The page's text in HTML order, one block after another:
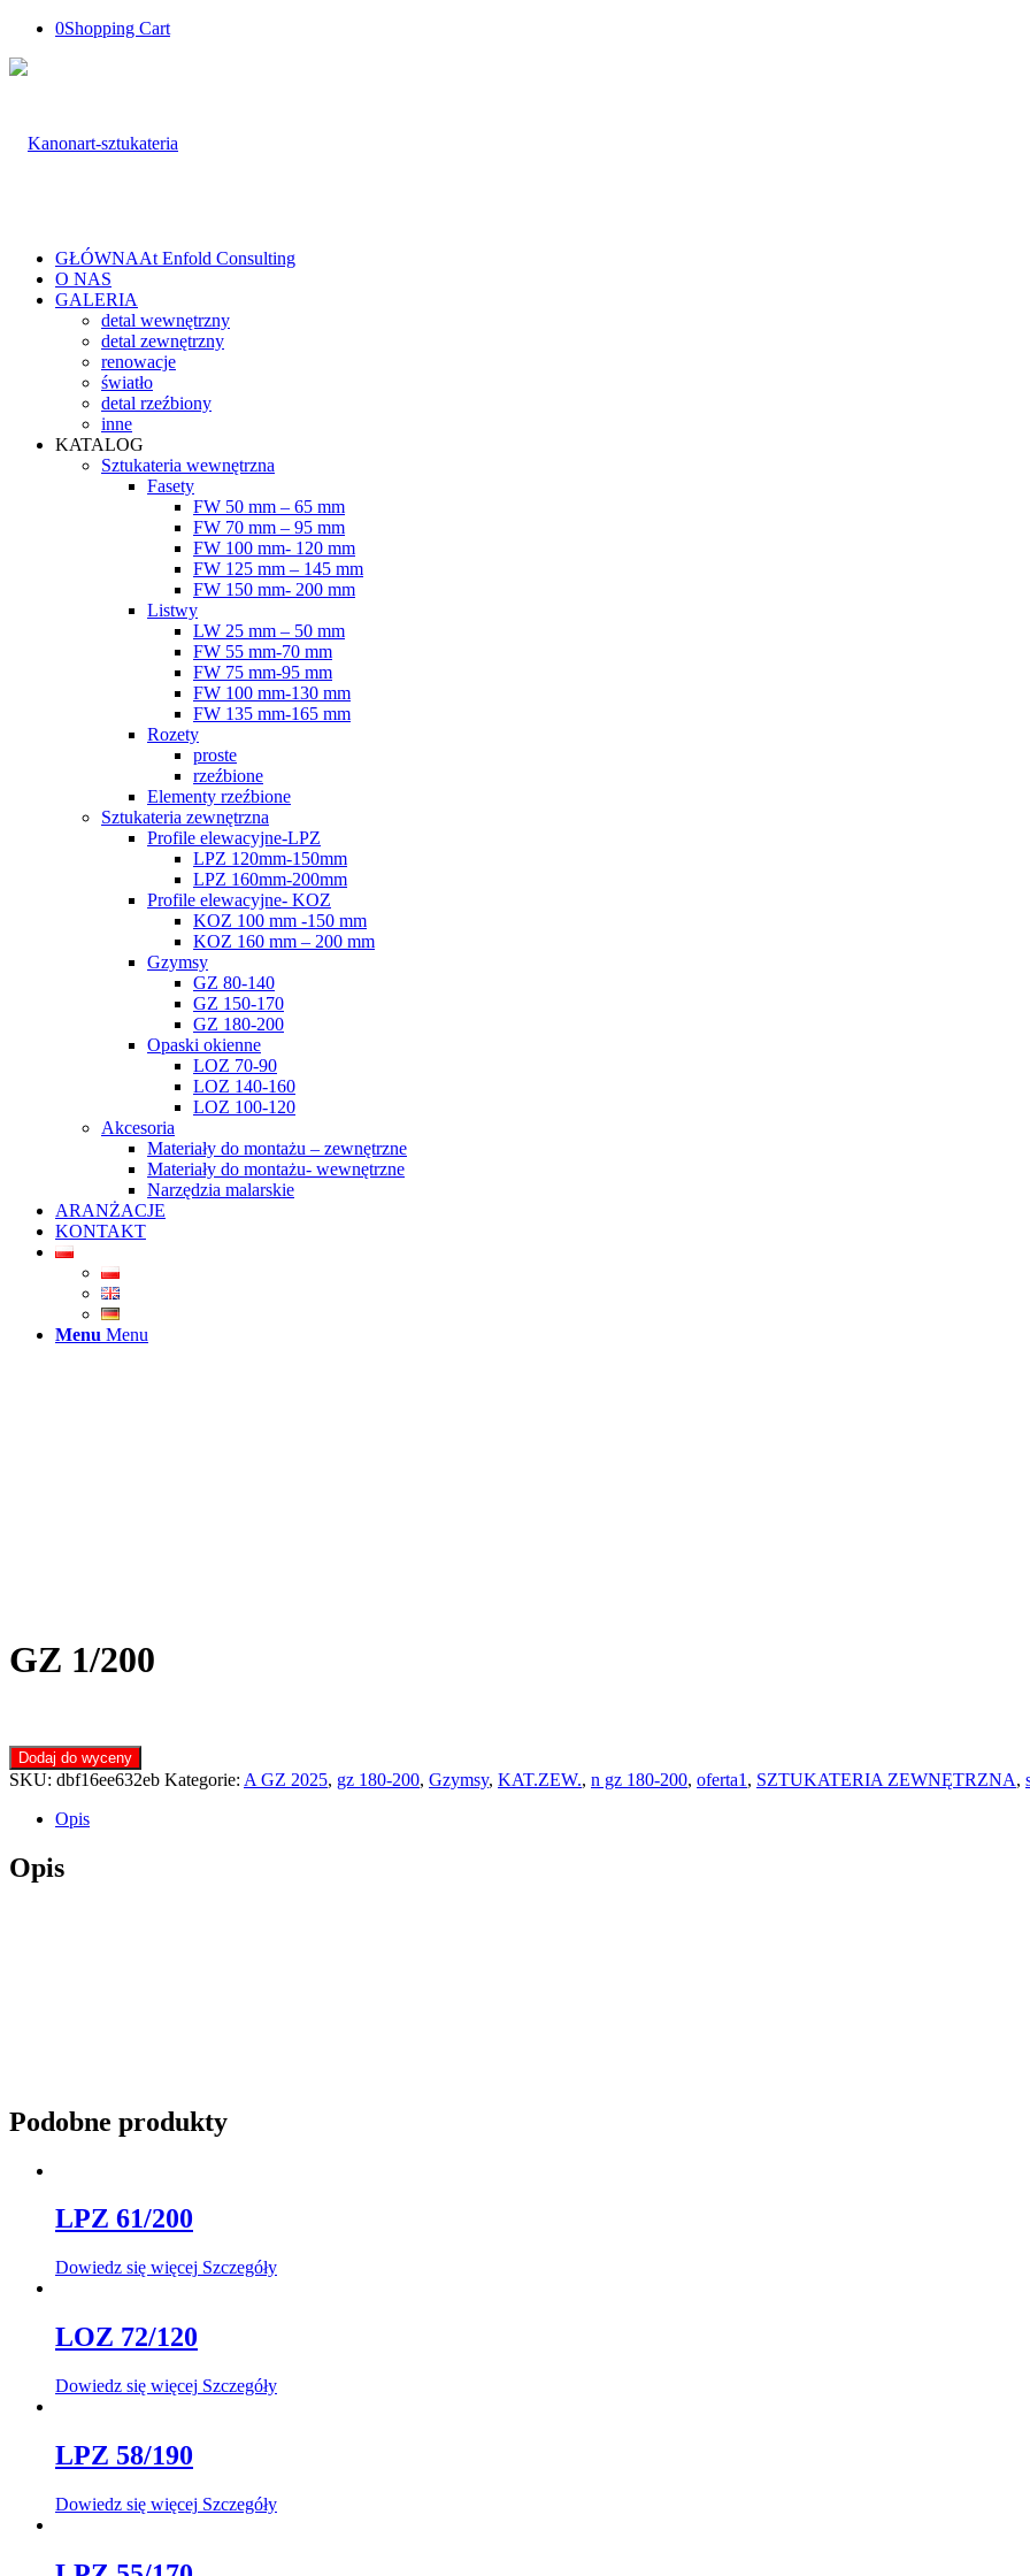
0Shopping Cart
GŁÓWNAAt Enfold Consulting
O NAS
GALERIA
detal wewnętrzny
detal zewnętrzny
renowacje
światło
detal rzeźbiony
inne
KATALOG
Sztukateria wewnętrzna
Fasety
FW 50 mm – 65 mm
FW 70 mm – 95 mm
FW 100 mm- 120 mm
FW 125 mm – 145 mm
FW 150 mm- 200 mm
Listwy
LW 25 mm – 50 mm
FW 55 mm-70 mm
FW 75 mm-95 mm
FW 100 mm-130 mm
FW 135 mm-165 mm
Rozety
proste
rzeźbione
Elementy rzeźbione
Sztukateria zewnętrzna
Profile elewacyjne-LPZ
LPZ 120mm-150mm
LPZ 160mm-200mm
Profile elewacyjne- KOZ
KOZ 100 mm -150 mm
KOZ 160 mm – 200 mm
Gzymsy
GZ 80-140
GZ 150-170
GZ 180-200
Opaski okienne
LOZ 70-90
LOZ 140-160
LOZ 100-120
Akcesoria
Materiały do montażu – zewnętrzne
Materiały do montażu- wewnętrzne
Narzędzia malarskie
ARANŻACJE
KONTAKT
Menu Menu
GZ 1/200
Dodaj do wyceny
SKU: dbf16ee632eb Kategorie: A GZ 2025, gz 180-200, Gzymsy, KAT.ZEW., n gz 180-200, oferta1 , SZTUKATERIA ZEWNĘTRZNA,
Opis
Opis
Podobne produkty
LPZ 61/200
Dowiedz się więcej Szczegóły
LOZ 72/120
Dowiedz się więcej Szczegóły
LPZ 58/190
Dowiedz się więcej Szczegóły